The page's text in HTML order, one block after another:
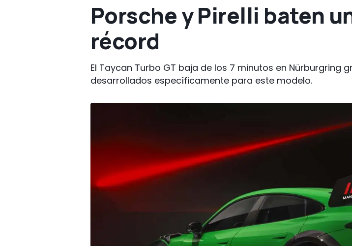
Porsche y Pirelli baten
récord
El Taycan Turbo GT baja de los 7 minutos en Nürburgring
desarrollados específicamente para este modelo.